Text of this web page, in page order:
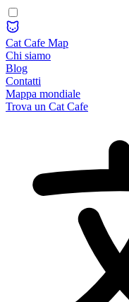
Cat Cafe Map
Chi siamo
Blog
Contatti
Mappa mondiale
Trova un Cat Cafe